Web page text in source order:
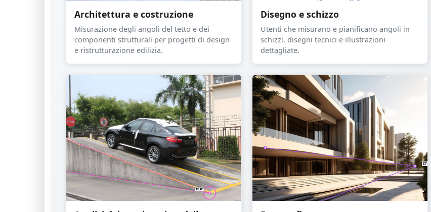
Architettura e costruzione
Misurazione degli angoli del tetto e dei
componenti strutturali per progetti di design
e ristrutturazione edilizia.
Disegno e schizzo
Utenti che misurano e pianificano angoli in
schizzi, disegni tecnici e illustrazioni
dettagliate.